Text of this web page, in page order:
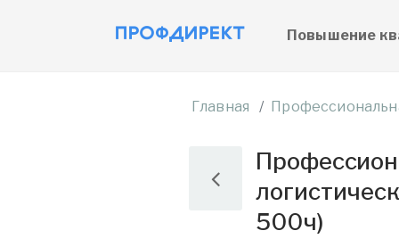
Повышение
Главная
500ч)